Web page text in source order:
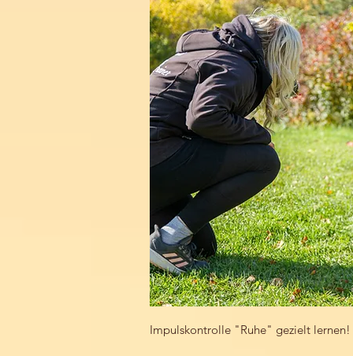
Impulskontrolle "Ruhe" gezielt lernen!